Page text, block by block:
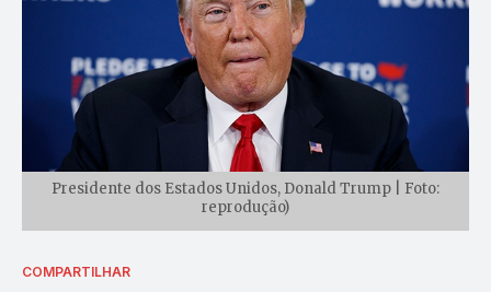
Presidente dos Estados Unidos, Donald Trump | Foto:
reprodução)
COMPARTILHAR